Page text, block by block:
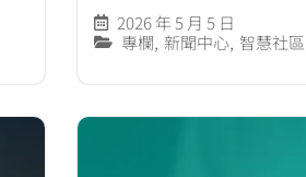
2026 年 5 月 5 日
專欄, 新聞中心, 智慧社區